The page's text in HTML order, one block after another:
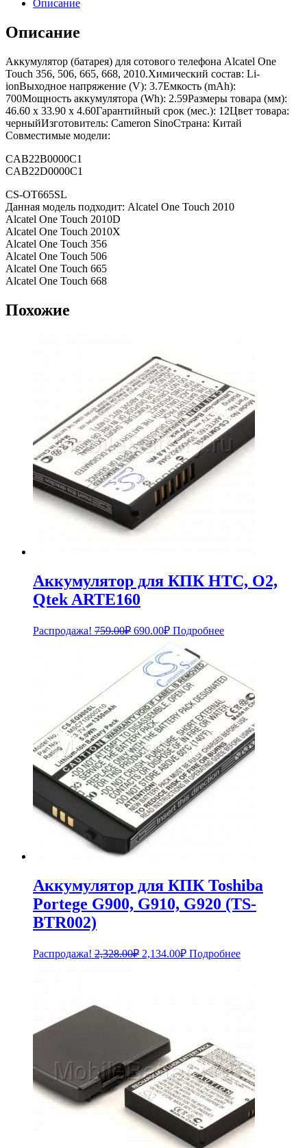
Описание
Описание
Аккумулятор (батарея) для сотового телефона Alcatel One
Touch 356, 506, 665, 668, 2010.Химический состав: Li-
ionВыходное напряжение (V): 3.7Емкость (mAh):
700Мощность аккумулятора (Wh): 2.59Размеры товара (мм):
46.60 x 33.90 x 4.60Гарантийный срок (мес.): 12Цвет товара:
черныйИзготовитель: Cameron SinoСтрана: Китай
Совместимые модели:
CAB22B0000C1
CAB22D0000C1
CS-OT665SL
Данная модель подходит: Alcatel One Touch 2010
Alcatel One Touch 2010D
Alcatel One Touch 2010X
Alcatel One Touch 356
Alcatel One Touch 506
Alcatel One Touch 665
Alcatel One Touch 668
Похожие
Аккумулятор для КПК HTC, O2,
Qtek ARTE160
Распродажа! 759.00₽ Первоначальная
составляла
759.00₽.
690.00₽Текущая
цена:
690.00₽.
Подробнее
Аккумулятор для КПК Toshiba
Portege G900, G910, G920 (TS-
BTR002)
Распродажа! 2,328.00₽ Первоначальная
2,134.00₽Текущая
цена:
Подробнее